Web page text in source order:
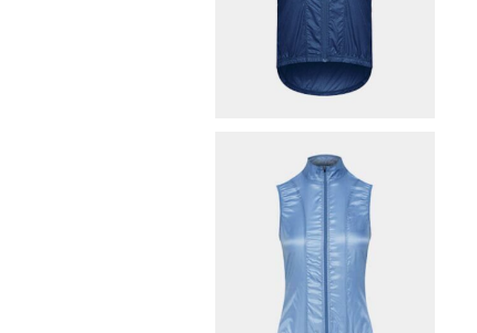
30%OFF
cafe du cycliste （ Wome
n'sモデル ） サイクリングベスト
（ PETRA / Denim Blue ）
¥16,170
30%OFF